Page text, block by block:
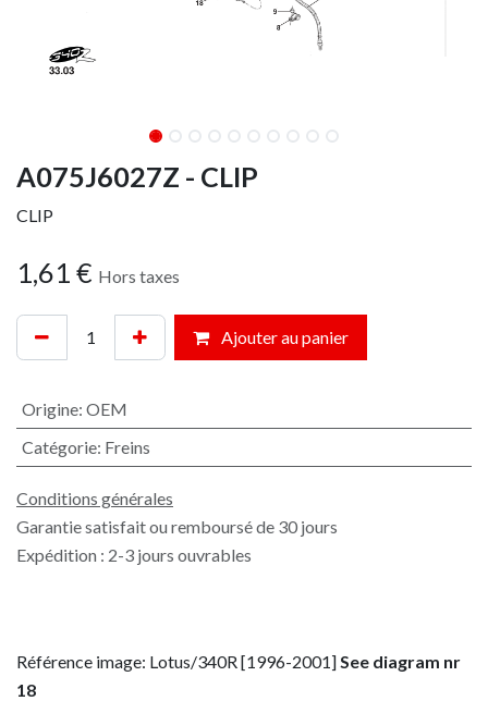
A075J6027Z - CLIP
CLIP
1,61 € Hors taxes
Ajouter au panier
Origine: OEM
Catégorie: Freins
Conditions générales
Garantie satisfait ou remboursé de 30 jours
Expédition : 2-3 jours ouvrables
Référence image: Lotus/340R [1996-2001]See diagram nr
18